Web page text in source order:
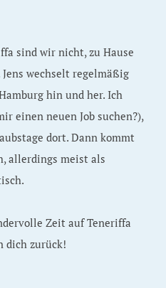
sind wir nicht, zu Hause
wechselt regelmäßig
hin und her. Ich
einen neuen Job suchen?),
dort. Dann kommt
allerdings meist als
Zeit auf Teneriffa
dich zurück!